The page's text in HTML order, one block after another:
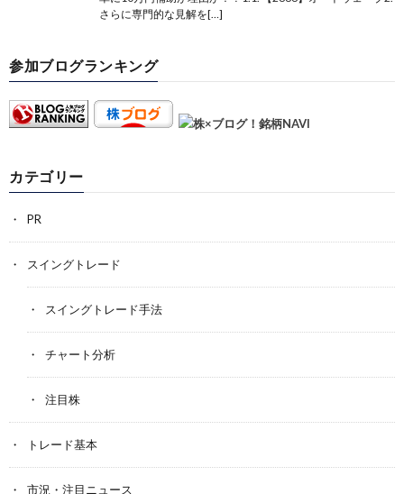
さらに専門的な見解を[…]
参加ブログランキング
カテゴリー
PR
スイングトレード
スイングトレード手法
チャート分析
注目株
トレード基本
市況・注目ニュース